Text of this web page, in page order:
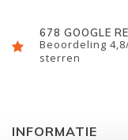
678 GOOGLE
Beoordeling
sterren
INFORMATIE